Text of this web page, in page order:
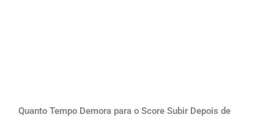
Quanto Tempo Demora para o Score Subir Depois de